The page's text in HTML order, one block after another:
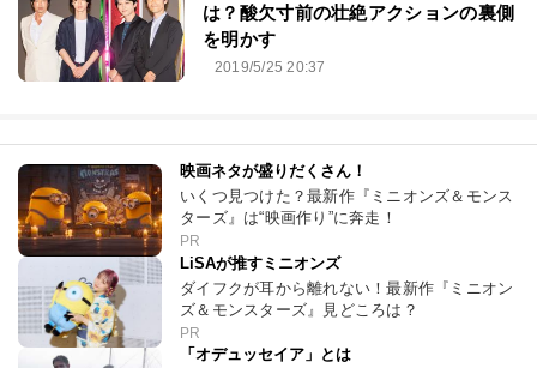
は？酸欠寸前の壮絶アクションの裏側
を明かす
2019/5/25 20:37
映画ネタが盛りだくさん！
いくつ見つけた？最新作『ミニオンズ＆モンス
ターズ』は“映画作り”に奔走！
PR
LiSAが推すミニオンズ
ダイフクが耳から離れない！最新作『ミニオン
ズ＆モンスターズ』見どころは？
PR
「オデュッセイア」とは